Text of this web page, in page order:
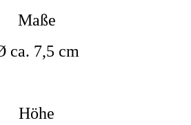
Maße
ca. 7,5 cm
Höhe